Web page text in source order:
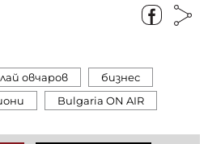
овчаров
бизнес
Bulgaria ON AIR